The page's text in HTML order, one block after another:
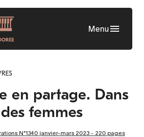
Menu
en partage. Dans
femmes
N°1340 janvier-mars 2023 - 220 pages